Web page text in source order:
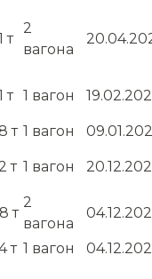
т
2
вагона
т 1 вагон
т 1 вагон
т 1 вагон
т
2
вагона
т 1 вагон